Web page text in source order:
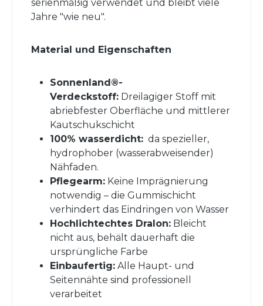
serienmäßig verwendet und bleibt viele
Jahre "wie neu".
Material und Eigenschaften
Sonnenland®-
Verdeckstoff: Dreilagiger Stoff mit
abriebfester Oberfläche und mittlerer
Kautschukschicht
100% wasserdicht: da spezieller,
hydrophober (wasserabweisender)
Nähfaden.
Pflegearm: Keine Imprägnierung
notwendig – die Gummischicht
verhindert das Eindringen von Wasser
Hochlichtechtes Dralon: Bleicht
nicht aus, behält dauerhaft die
ursprüngliche Farbe
Einbaufertig: Alle Haupt- und
Seitennähte sind professionell
verarbeitet